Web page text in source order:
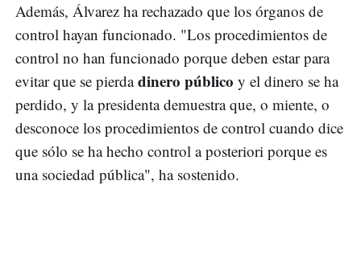
Además, Álvarez ha rechazado que los órganos de
control hayan funcionado. "Los procedimientos de
control no han funcionado porque deben estar para
evitar que se pierdadinero público y el dinero se ha
perdido, y la presidenta demuestra que, o miente, o
desconoce los procedimientos de control cuando dice
que sólo se ha hecho control a posteriori porque es
una sociedad pública", ha sostenido.